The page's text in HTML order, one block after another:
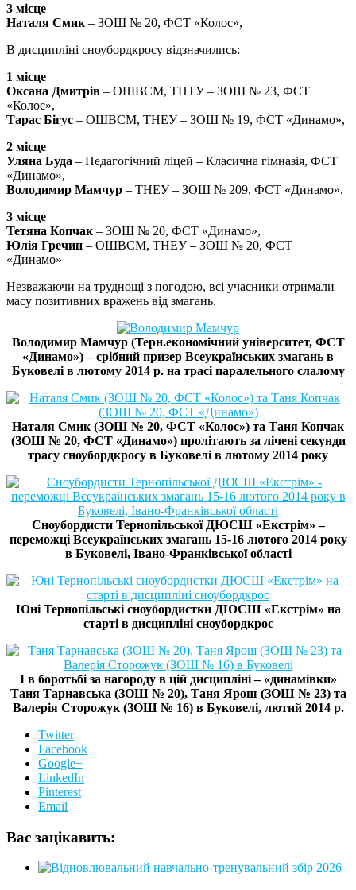
3 місце
Наталя Смик – ЗОШ № 20, ФСТ «Колос»,
В дисципліні сноубордкросу відзначились:
1 місце
Оксана Дмитрів – ОШВСМ, ТНТУ – ЗОШ № 23, ФСТ
«Колос»,
Тарас Бігус – ОШВСМ, ТНЕУ – ЗОШ № 19, ФСТ «Динамо»,
2 місце
Уляна Буда – Педагогічний ліцей – Класична гімназія, ФСТ
«Динамо»,
Володимир Мамчур – ТНЕУ – ЗОШ № 209, ФСТ «Динамо»,
3 місце
Тетяна Копчак – ЗОШ № 20, ФСТ «Динамо»,
Юлія Гречин – ОШВСМ, ТНЕУ – ЗОШ № 20, ФСТ
«Динамо»
Незважаючи на труднощі з погодою, всі учасники отримали
масу позитивних вражень від змагань.
Володимир Мамчур (Терн.економічний університет, ФСТ
«Динамо») – срібний призер Всеукраїнських змагань в
Буковелі в лютому 2014 р. на трасі паралельного слалому
Наталя Смик (ЗОШ № 20, ФСТ «Колос») та Таня Копчак
(ЗОШ № 20, ФСТ «Динамо») пролітають за лічені секунди
трасу сноубордкросу в Буковелі в лютому 2014 року
Сноубордисти Тернопільської ДЮСШ «Екстрім» –
переможці Всеукраїнських змагань 15-16 лютого 2014 року
в Буковелі, Івано-Франківської області
Юні Тернопільські сноубордистки ДЮСШ «Екстрім» на
старті в дисципліні сноубордкрос
І в боротьбі за нагороду в цій дисципліні – «динамівки»
Таня Тарнавська (ЗОШ № 20), Таня Ярош (ЗОШ № 23) та
Валерія Сторожук (ЗОШ № 16) в Буковелі, лютий 2014 р.
Twitter
Facebook
Google+
LinkedIn
Pinterest
Email
Вас зацікавить: